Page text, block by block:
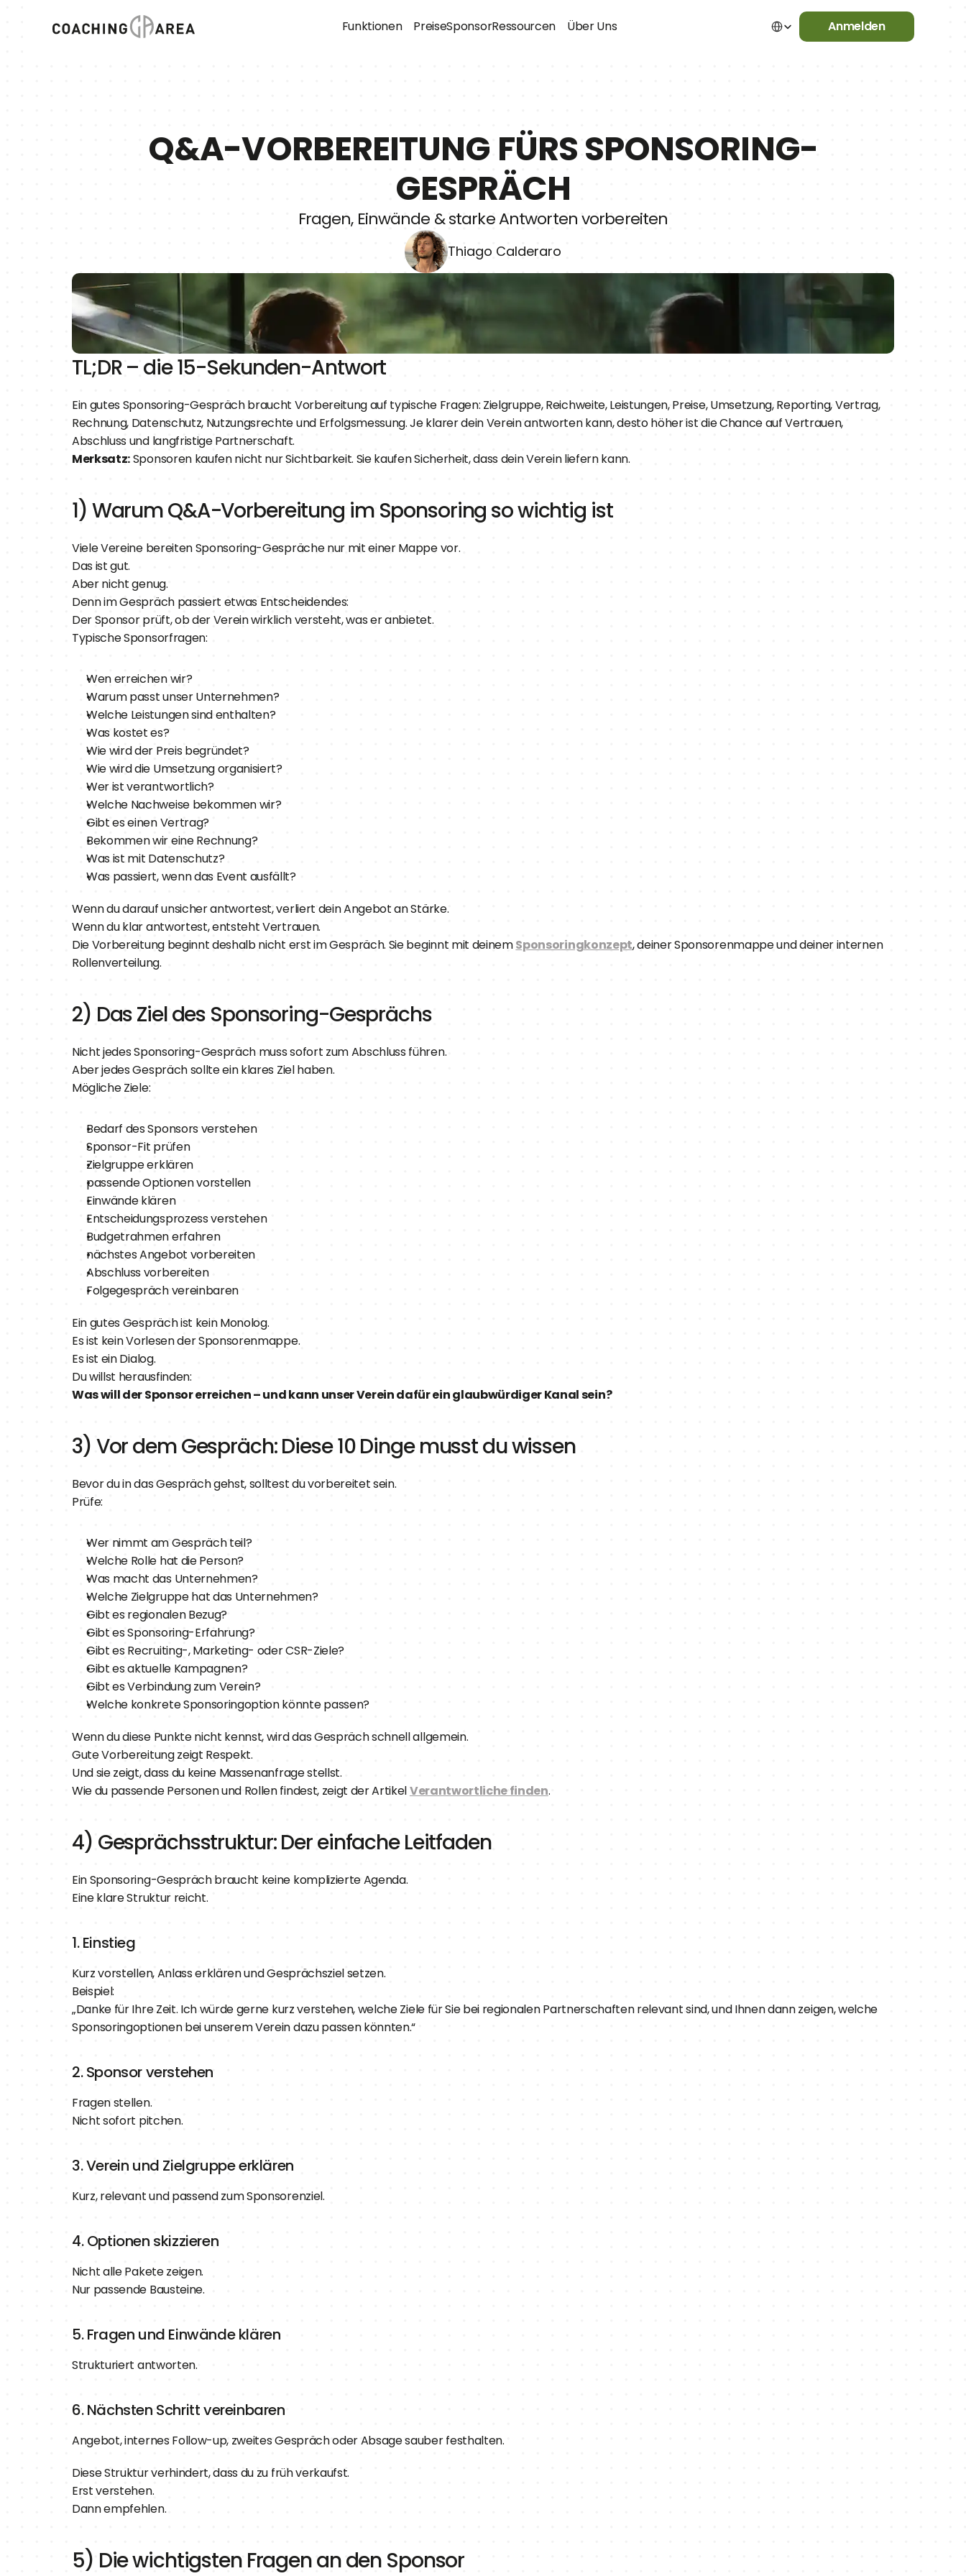
Funktionen PreiseSponsorRessourcen Über Uns
Select Language
Anmelden
Q&A-VORBEREITUNG FÜRS SPONSORING-
GESPRÄCH
Fragen, Einwände & starke Antworten vorbereiten
Thiago Calderaro
TL;DR – die 15-Sekunden-Antwort
Ein gutes Sponsoring-Gespräch braucht Vorbereitung auf typische Fragen: Zielgruppe, Reichweite, Leistungen, Preise, Umsetzung, Reporting, Vertrag,
Rechnung, Datenschutz, Nutzungsrechte und Erfolgsmessung. Je klarer dein Verein antworten kann, desto höher ist die Chance auf Vertrauen,
Abschluss und langfristige Partnerschaft.
Merksatz: Sponsoren kaufen nicht nur Sichtbarkeit. Sie kaufen Sicherheit, dass dein Verein liefern kann.
1) Warum Q&A-Vorbereitung im Sponsoring so wichtig ist
Viele Vereine bereiten Sponsoring-Gespräche nur mit einer Mappe vor.
Das ist gut.
Aber nicht genug.
Denn im Gespräch passiert etwas Entscheidendes:
Der Sponsor prüft, ob der Verein wirklich versteht, was er anbietet.
Typische Sponsorfragen:
Wen erreichen wir?
Warum passt unser Unternehmen?
Welche Leistungen sind enthalten?
Was kostet es?
Wie wird der Preis begründet?
Wie wird die Umsetzung organisiert?
Wer ist verantwortlich?
Welche Nachweise bekommen wir?
Gibt es einen Vertrag?
Bekommen wir eine Rechnung?
Was ist mit Datenschutz?
Was passiert, wenn das Event ausfällt?
Wenn du darauf unsicher antwortest, verliert dein Angebot an Stärke.
Wenn du klar antwortest, entsteht Vertrauen.
Die Vorbereitung beginnt deshalb nicht erst im Gespräch. Sie beginnt mit deinem Sponsoringkonzept, deiner Sponsorenmappe und deiner internen
Rollenverteilung.
2) Das Ziel des Sponsoring-Gesprächs
Nicht jedes Sponsoring-Gespräch muss sofort zum Abschluss führen.
Aber jedes Gespräch sollte ein klares Ziel haben.
Mögliche Ziele:
Bedarf des Sponsors verstehen
Sponsor-Fit prüfen
Zielgruppe erklären
passende Optionen vorstellen
Einwände klären
Entscheidungsprozess verstehen
Budgetrahmen erfahren
nächstes Angebot vorbereiten
Abschluss vorbereiten
Folgegespräch vereinbaren
Ein gutes Gespräch ist kein Monolog.
Es ist kein Vorlesen der Sponsorenmappe.
Es ist ein Dialog.
Du willst herausfinden:
Was will der Sponsor erreichen – und kann unser Verein dafür ein glaubwürdiger Kanal sein?
3) Vor dem Gespräch: Diese 10 Dinge musst du wissen
Bevor du in das Gespräch gehst, solltest du vorbereitet sein.
Prüfe:
Wer nimmt am Gespräch teil?
Welche Rolle hat die Person?
Was macht das Unternehmen?
Welche Zielgruppe hat das Unternehmen?
Gibt es regionalen Bezug?
Gibt es Sponsoring-Erfahrung?
Gibt es Recruiting-, Marketing- oder CSR-Ziele?
Gibt es aktuelle Kampagnen?
Gibt es Verbindung zum Verein?
Welche konkrete Sponsoringoption könnte passen?
Wenn du diese Punkte nicht kennst, wird das Gespräch schnell allgemein.
Gute Vorbereitung zeigt Respekt.
Und sie zeigt, dass du keine Massenanfrage stellst.
Wie du passende Personen und Rollen findest, zeigt der Artikel Verantwortliche finden.
4) Gesprächsstruktur: Der einfache Leitfaden
Ein Sponsoring-Gespräch braucht keine komplizierte Agenda.
Eine klare Struktur reicht.
1. Einstieg
Kurz vorstellen, Anlass erklären und Gesprächsziel setzen.
Beispiel:
„Danke für Ihre Zeit. Ich würde gerne kurz verstehen, welche Ziele für Sie bei regionalen Partnerschaften relevant sind, und Ihnen dann zeigen, welche
Sponsoringoptionen bei unserem Verein dazu passen könnten.“
2. Sponsor verstehen
Fragen stellen.
Nicht sofort pitchen.
3. Verein und Zielgruppe erklären
Kurz, relevant und passend zum Sponsorenziel.
4. Optionen skizzieren
Nicht alle Pakete zeigen.
Nur passende Bausteine.
5. Fragen und Einwände klären
Strukturiert antworten.
6. Nächsten Schritt vereinbaren
Angebot, internes Follow-up, zweites Gespräch oder Absage sauber festhalten.
Diese Struktur verhindert, dass du zu früh verkaufst.
Erst verstehen.
Dann empfehlen.
5) Die wichtigsten Fragen an den Sponsor